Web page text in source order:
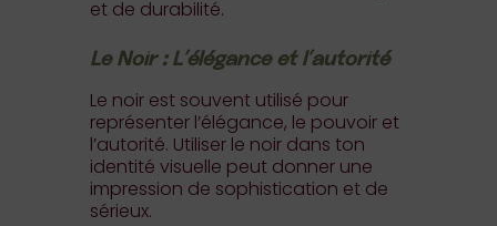
et de durabilité.
Le Noir : L’élégance et l’autorité
Le noir est souvent utilisé pour
représenter l’élégance, le pouvoir et
l’autorité. Utiliser le noir dans ton
identité visuelle peut donner une
impression de sophistication et de
sérieux.